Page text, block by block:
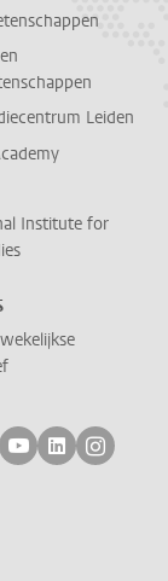
Leiden
Institute for
op bluesky
ons op
Volg ons op
Volg ons
Volg
op mastodon